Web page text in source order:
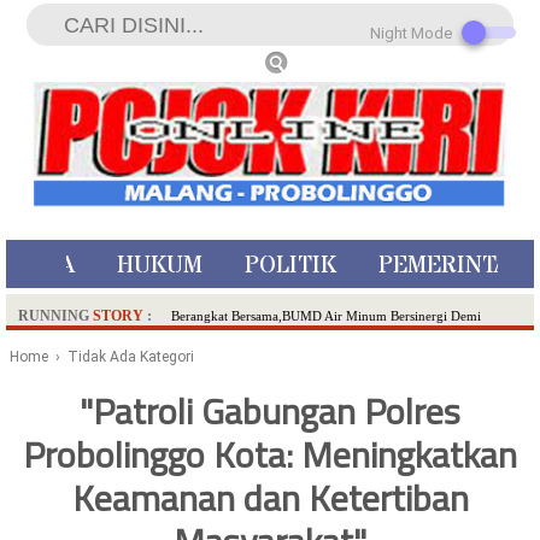
HUKUM POLITIK
RUNNING STORY : Berangkat Bersama,BUMD Air Minum Bersinergi Demi
Ditangkap di Kediri,Satu Buron
SDN Sumberejo 02 Kota Batu Kembangkan Program Inovasi
Literasi Melalui LASKAR JODA, Usung Filosofi Gelar Sehelai
Tikar
Ambulance Dari Berbagai Daerah Padati Kota Wisata Batu
Home › Tidak Ada Kategori
"Patroli Gabungan Polres
Probolinggo Kota: Meningkatkan
Keamanan dan Ketertiban
Night Mode